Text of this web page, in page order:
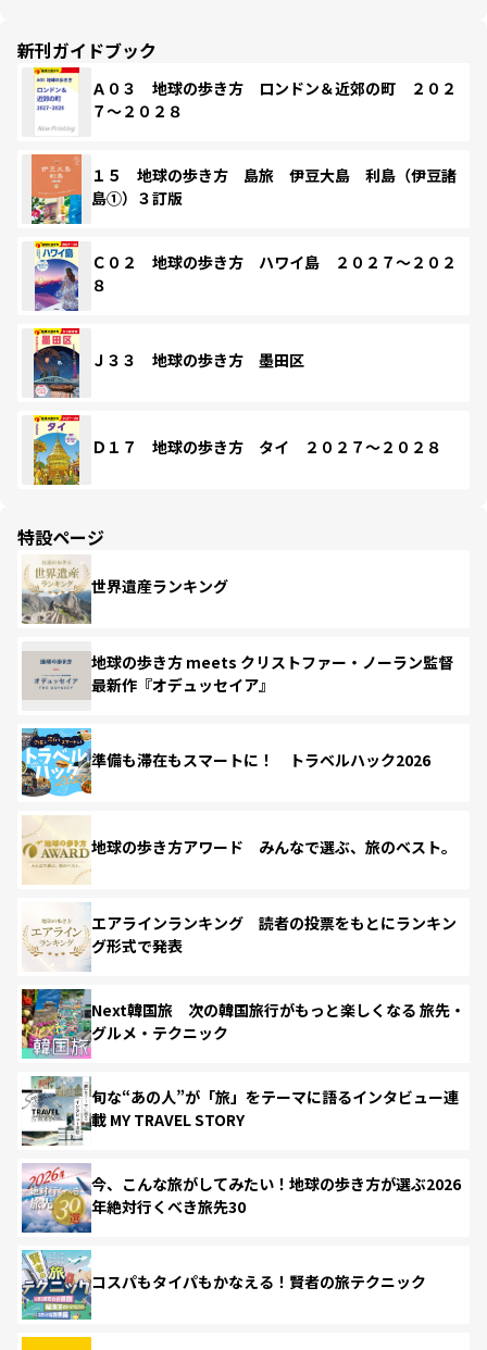
新刊ガイドブック
Ａ０３ 地球の歩き方 ロンドン＆近郊の町 ２０２
７～２０２８
１５ 地球の歩き方 島旅 伊豆大島 利島（伊豆諸
島①）３訂版
Ｃ０２ 地球の歩き方 ハワイ島 ２０２７～２０２
８
Ｊ３３ 地球の歩き方 墨田区
Ｄ１７ 地球の歩き方 タイ ２０２７～２０２８
特設ページ
世界遺産ランキング
地球の歩き方 meets クリストファー・ノーラン監督
最新作『オデュッセイア』
準備も滞在もスマートに！ トラベルハック2026
地球の歩き方アワード みんなで選ぶ、旅のベスト。
エアラインランキング 読者の投票をもとにランキン
グ形式で発表
Next韓国旅 次の韓国旅行がもっと楽しくなる 旅先・
グルメ・テクニック
旬な“あの人”が「旅」をテーマに語るインタビュー連
載 MY TRAVEL STORY
今、こんな旅がしてみたい！地球の歩き方が選ぶ2026
年絶対行くべき旅先30
コスパもタイパもかなえる！賢者の旅テクニック